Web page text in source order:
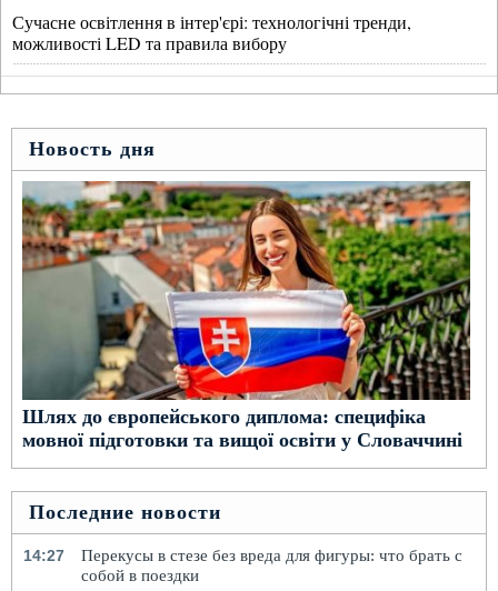
Сучасне освітлення в інтер'єрі: технологічні тренди,
можливості LED та правила вибору
Новость дня
Шлях до європейського диплома: специфіка
мовної підготовки та вищої освіти у Словаччині
Последние новости
14:27
Перекусы в стезе без вреда для фигуры: что брать с
собой в поездки